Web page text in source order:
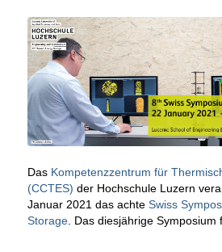
Das Kompetenzzentrum für
(CCTES) der Hochschule Luzern
Januar 2021 das achte Swiss
Storage. Das diesjährige Symposium